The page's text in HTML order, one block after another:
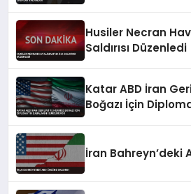
Husiler Necran
Saldırısı Düzenledi
Katar ABD İran
Boğazı İçin
İran Bahreyn’deki